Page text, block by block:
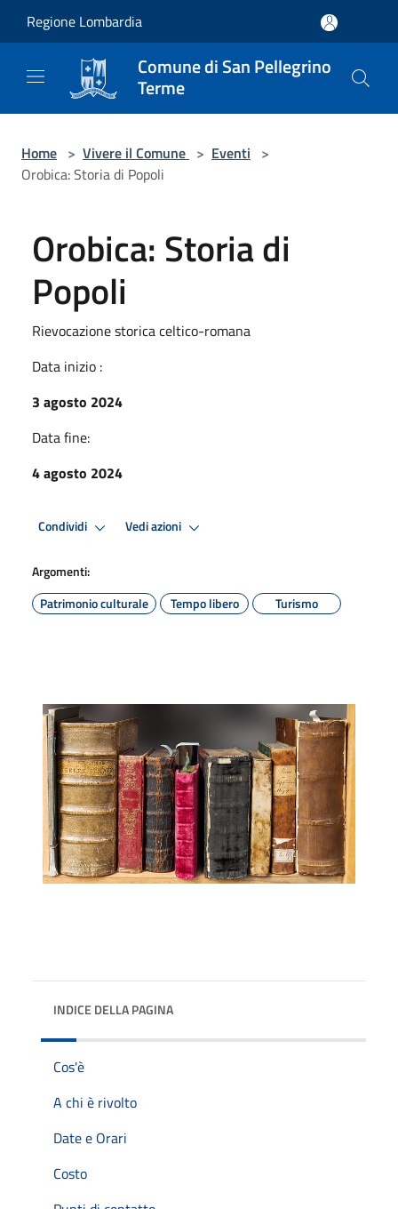
Regione Lombardia
Comune di San Pellegrino
Terme
Home > Vivere il Comune > Eventi >
Orobica: Storia di Popoli
Orobica: Storia di
Popoli
Rievocazione storica celtico-romana
Data inizio :
3 agosto 2024
Data fine:
4 agosto 2024
Condividi Vedi azioni
Argomenti:
Patrimonio culturale
Tempo libero Turismo
INDICE DELLA PAGINA
Cos'è
A chi è rivolto
Date e Orari
Costo